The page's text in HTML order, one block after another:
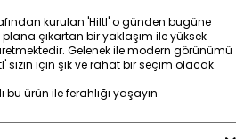
kurulan 'Hiltl' o günden bugüne
çıkartan bir yaklaşım ile yüksek
Gelenek ile modern görünümü
sizin için şık ve rahat bir seçim olacak.
ürün ile ferahlığı yaşayın